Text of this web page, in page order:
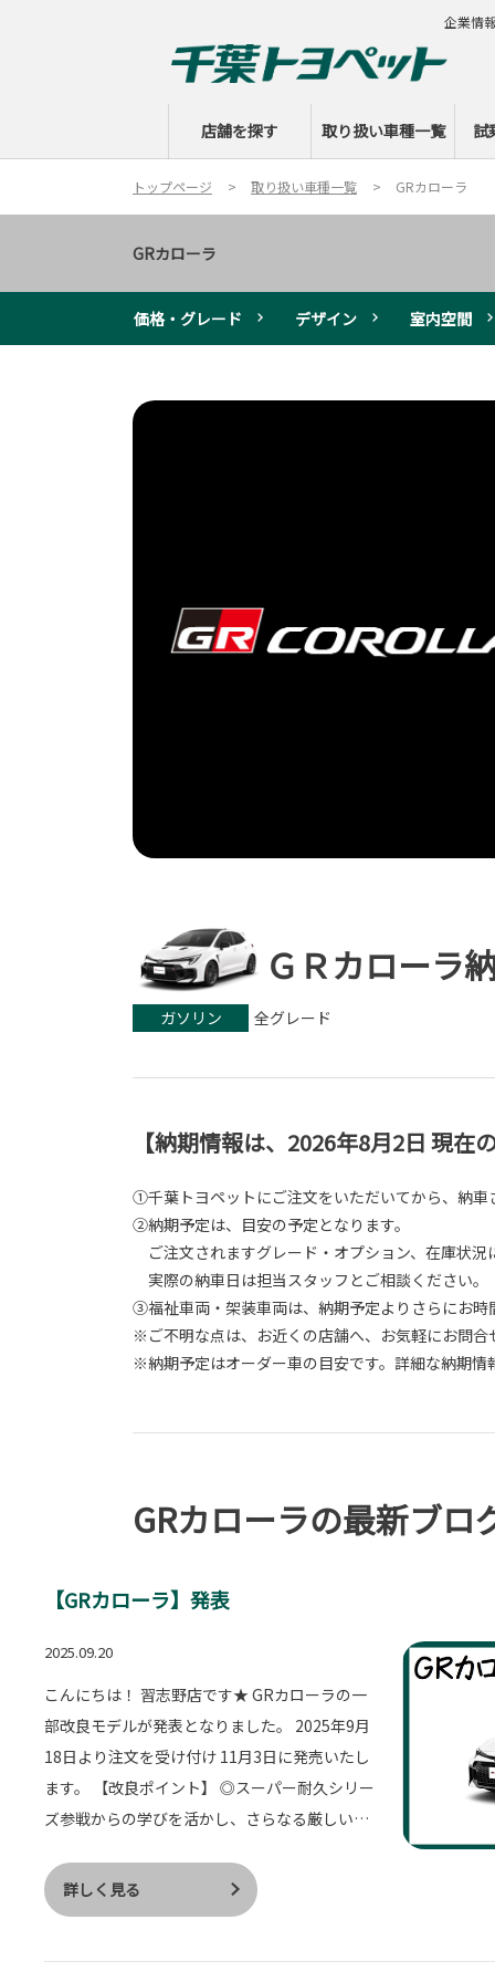
店舗を探す 取り扱い車種一覧 試
企業情
トップページ 取り扱い車種一覧 GRカローラ
GRカローラ
価格・グレード デザイン 室内空間
ＧＲカローラ
ガソリン 全グレード
【納期情報は、2026年8月2日 現在
①千葉トヨペットにご注文をいただいてから、納
②納期予定は、目安の予定となります。
ご注文されますグレード・オプション、在庫状
実際の納車日は担当スタッフとご相談ください。
③福祉車両・架装車両は、納期予定よりさらにお時
※ご不明な点は、お近くの店舗へ、お気軽にお問合
※納期予定はオーダー車の目安です。詳細な納期
GRカローラの最新ブロ
【GRカローラ】発表
2025.09.20
こんにちは！ 習志野店です★ GRカローラの一
部改良モデルが発表となりました。 2025年9月
18日より注文を受け付け 11月3日に発売いたし
ます。 【改良ポイント】 ◎スーパー耐久シリー
ズ参戦からの学びを活かし、さらなる厳しいス
上 ◎国内サーキットでは発生しない強烈な上下
左右Gに耐えるため、ボディ骨格を強化 ◎長時
詳しく見る